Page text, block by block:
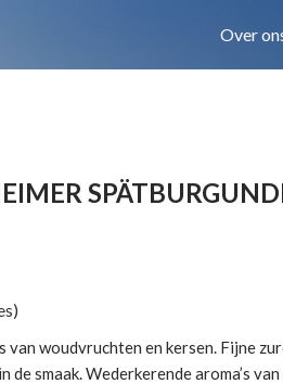
Over
van woudvruchten en kersen. Fijne
de smaak. Wederkerende aroma’s